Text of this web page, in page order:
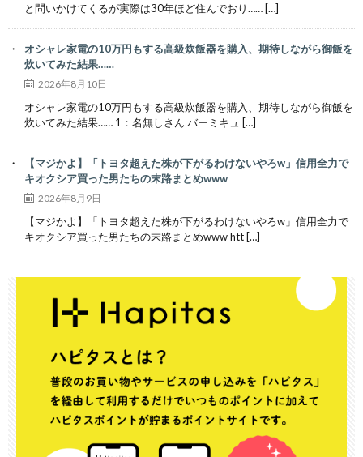
と問いかけてくるが実際は30年ほど住んでおり…… […]
オシャレ家電の10万円もする高級炊飯器を購入、期待しながら御飯を
炊いてみた結果……
2026年8月10日
オシャレ家電の10万円もする高級炊飯器を購入、期待しながら御飯を
炊いてみた結果…… 1：名無しさん バーミキュ […]
【マジかよ】「トヨタ超えた株が下がるわけないやろw」信用全力で
キオクシア買った男たちの末路まとめwww
2026年8月9日
【マジかよ】「トヨタ超えた株が下がるわけないやろw」信用全力で
キオクシア買った男たちの末路まとめwww htt […]